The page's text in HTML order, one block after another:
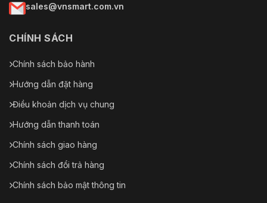
sales@vnsmart.com.vn
CHÍNH SÁCH
Chính sách bảo hành
Hướng dẫn đặt hàng
Điều khoản dịch vụ chung
Hướng dẫn thanh toán
Chính sách giao hàng
Chính sách đổi trả hàng
Chính sách bảo mật thông tin